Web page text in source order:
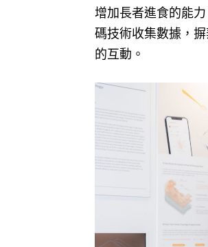
增加長者進食的能
碼技術收集數據，
的互動。